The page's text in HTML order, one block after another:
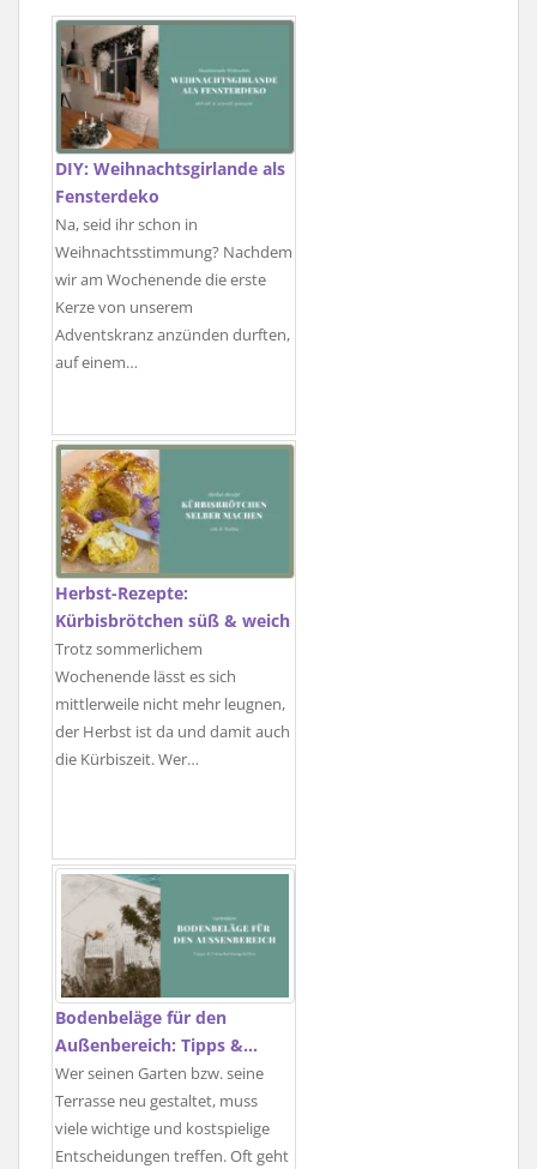
DIY: Weihnachtsgirlande als
Fensterdeko
Na, seid ihr schon in
Weihnachtsstimmung? Nachdem
wir am Wochenende die erste
Kerze von unserem
Adventskranz anzünden durften,
auf einem…
Herbst-Rezepte:
Kürbisbrötchen süß & weich
Trotz sommerlichem
Wochenende lässt es sich
mittlerweile nicht mehr leugnen,
der Herbst ist da und damit auch
die Kürbiszeit. Wer…
Bodenbeläge für den
Außenbereich: Tipps &…
Wer seinen Garten bzw. seine
Terrasse neu gestaltet, muss
viele wichtige und kostspielige
Entscheidungen treffen. Oft geht